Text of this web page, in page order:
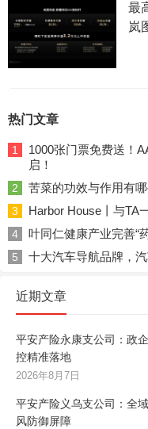
最
岚
热门文章
1
1000张门票免费送！
启！
2 苦菜的功效与作用有
3 Harbor House丨与TA
4 叶同仁健康产业完善“
5 十大汽车导航品牌，
近期文章
平安产险永康支公司：政
控精准落地
2026年8月7日
平安产险义乌支公司：全
风防御屏障